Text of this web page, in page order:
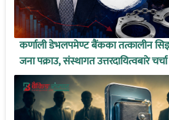
कर्णाली डेभलपमेण्ट बैंकका तत्कालीन
जना पक्राउ, संस्थागत उत्तरदायित्वबारे